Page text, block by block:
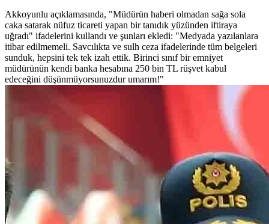
Akkoyunlu açıklamasında, "Müdürün haberi olmadan sağa sola
caka satarak nüfuz ticareti yapan bir tanıdık yüzünden iftiraya
uğradı" ifadelerini kullandı ve şunları ekledi: "Medyada yazılanlara
itibar edilmemeli. Savcılıkta ve sulh ceza ifadelerinde tüm belgeleri
sunduk, hepsini tek tek izah ettik. Birinci sınıf bir emniyet
müdürünün kendi banka hesabına 250 bin TL rüşvet kabul
edeceğini düşünmüyorsunuzdur umarım!"